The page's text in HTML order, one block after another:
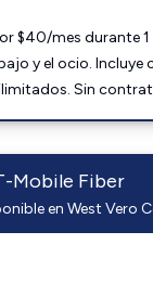
$40/mes durante
y el ocio. Incluye
Sin
Mobile Fiber
en West Vero